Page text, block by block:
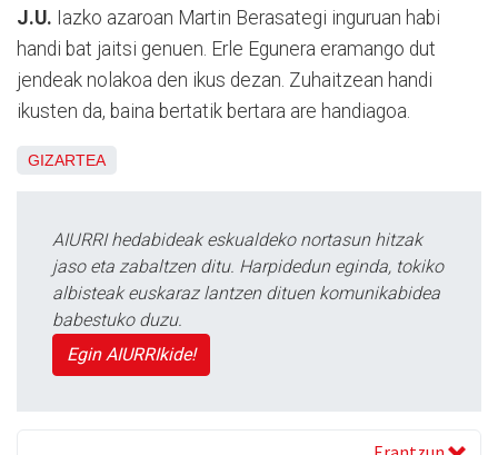
J.U. Iazko azaroan Martin Berasategi inguruan habi
handi bat jaitsi genuen. Erle Egunera eramango dut
jendeak nolakoa den ikus dezan. Zuhaitzean handi
ikusten da, baina bertatik bertara are handiagoa.
GIZARTEA
AIURRI hedabideak eskualdeko nortasun hitzak
jaso eta zabaltzen ditu. Harpidedun eginda, tokiko
albisteak euskaraz lantzen dituen komunikabidea
babestuko duzu.
Egin AIURRIkide!